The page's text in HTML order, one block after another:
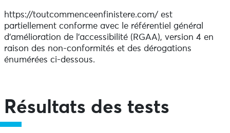
https://toutcommenceenfinistere.com/ est
partiellement conforme avec le référentiel général
d’amélioration de l’accessibilité (RGAA), version 4 en
raison des non-conformités et des dérogations
énumérées ci-dessous.
Résultats des tests